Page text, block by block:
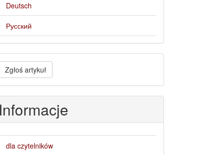
Deutsch
Русский
Zgłoś artykuł
Informacje
dla czytelników